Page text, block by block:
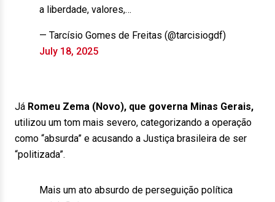
a liberdade, valores,…
— Tarcísio Gomes de Freitas (@tarcisiogdf)
July 18, 2025
Já Romeu Zema (Novo), que governa Minas Gerais,
utilizou um tom mais severo, categorizando a operação
como “absurda” e acusando a Justiça brasileira de ser
“politizada”.
Mais um ato absurdo de perseguição política